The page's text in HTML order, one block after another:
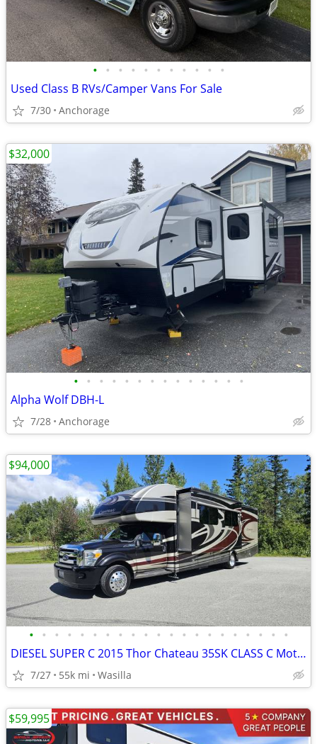
• • • • • • • • • • •
Used Class B RVs/Camper Vans For Sale
7/30 Anchorage
• • • • • • • • • • • • • •
Alpha Wolf DBH-L
7/28 Anchorage
$32,000
• • • • • • • • • • • • • • • • • • • • •
DIESEL SUPER C 2015 Thor Chateau 35SK CLASS C Motorhome
7/27 55k mi Wasilla
$94,000
$59,995